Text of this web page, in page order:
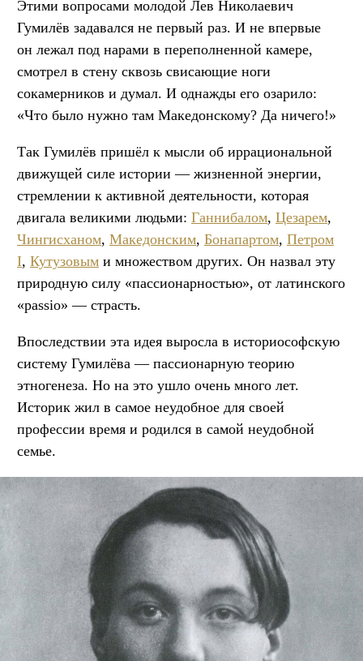
Этими вопросами молодой Лев Николаевич
Гумилёв задавался не первый раз. И не впервые
он лежал под нарами в переполненной камере,
смотрел в стену сквозь свисающие ноги
сокамерников и думал. И однажды его озарило:
«Что было нужно там Македонскому? Да ничего!»
Так Гумилёв пришёл к мысли об иррациональной
движущей силе истории — жизненной энергии,
стремлении к активной деятельности, которая
двигала великими людьми: Ганнибалом, Цезарем,
Чингисханом, Македонским, Бонапартом, Петром
I, Кутузовым и множеством других. Он назвал эту
природную силу «пассионарностью», от латинского
«passio» — страсть.
Впоследствии эта идея выросла в историософскую
систему Гумилёва — пассионарную теорию
этногенеза. Но на это ушло очень много лет.
Историк жил в самое неудобное для своей
профессии время и родился в самой неудобной
семье.